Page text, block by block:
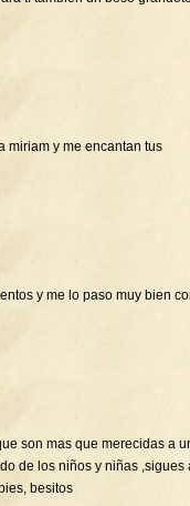
miriam y me encantan tus
y me lo paso muy bien
son mas que merecidas a
de los niños y niñas ,sigues
besitos